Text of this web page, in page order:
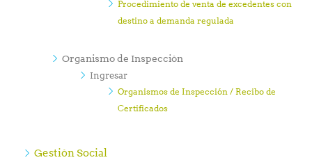
Procedimiento de venta de excedentes con
destino a demanda regulada
Organismo de Inspección
Ingresar
Organismos de Inspección / Recibo de
Certificados
Gestión Social